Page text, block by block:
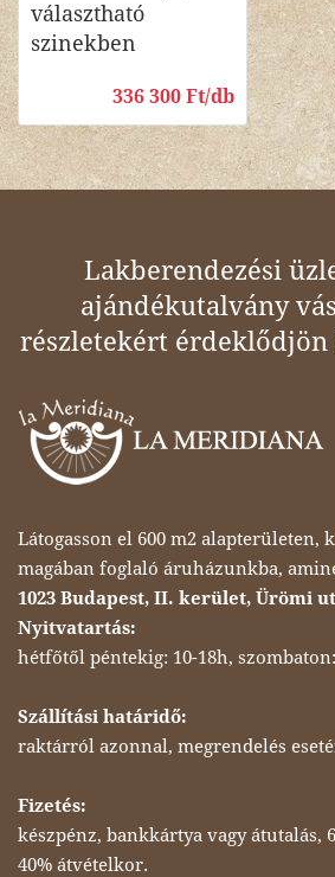
választható
szinekben
336 300 Ft/db
Lakberendezési
ajándékutalvány
részletekért
Látogasson el 600 m2 alapterületen,
magában foglaló áruházunkba,
1023 Budapest, II. kerület, Ürömi
Nyitvatartás:
hétfőtől péntekig: 10-18h,
Szállítási határidő:
raktárról azonnal, megrendelés
Fizetés:
készpénz, bankkártya vagy átutalás,
40% átvételkor.